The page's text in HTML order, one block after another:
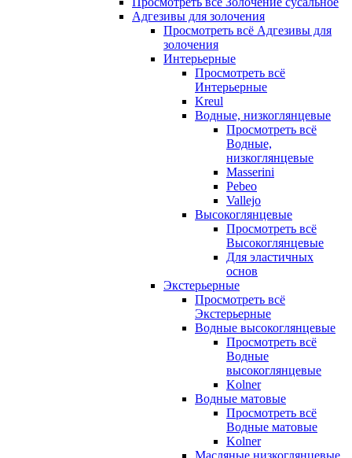
Адгезивы для золочения
Просмотреть всё Адгезивы для
золочения
Интерьерные
Просмотреть всё
Интерьерные
Kreul
Водные, низкоглянцевые
Просмотреть всё
Водные,
низкоглянцевые
Masserini
Pebeo
Vallejo
Высокоглянцевые
Просмотреть всё
Высокоглянцевые
Для эластичных
основ
Экстерьерные
Просмотреть всё
Экстерьерные
Водные высокоглянцевые
Просмотреть всё
Водные
высокоглянцевые
Kolner
Водные матовые
Просмотреть всё
Водные матовые
Kolner
Масляные низкоглянцевые